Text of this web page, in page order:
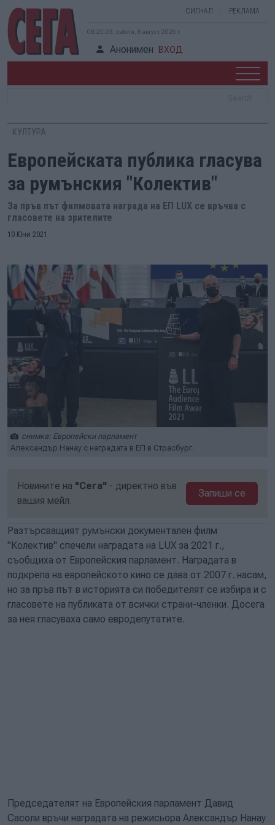
СИГНАЛ РЕКЛАМА
08:25:04, събота, 8 август 2026 г.
Анонимен ВХОД
КУЛТУРА
Европейската публика гласува
за румънския "Колектив"
За пръв път филмовата награда на ЕП LUX се връчва с
гласовете на зрителите
10 Юни 2021
снимка: Европейски парламент
Александър Нанау с наградата в ЕП в Страсбург.
Новините на "Сега" - директно във
вашия мейл.
Запиши се
Разтърсващият румънски документален филм
"Колектив" спечели наградата на LUX за 2021 г.,
съобщиха от Европейския парламент. Наградата в
подкрепа на европейското кино се дава от 2007 г. насам,
но за пръв път в историята си победителят се избира и с
гласовете на публиката от всички страни-членки. Досега
за нея гласуваха само евродепутатите.
Председателят на Европейския парламент Давид
Сасоли връчи наградата на режисьора Александър Нанау